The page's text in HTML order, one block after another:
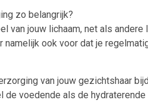
zo belangrijk?
van jouw lichaam, net als
namelijk ook voor dat je
van jouw gezichtshaar
voedende als de